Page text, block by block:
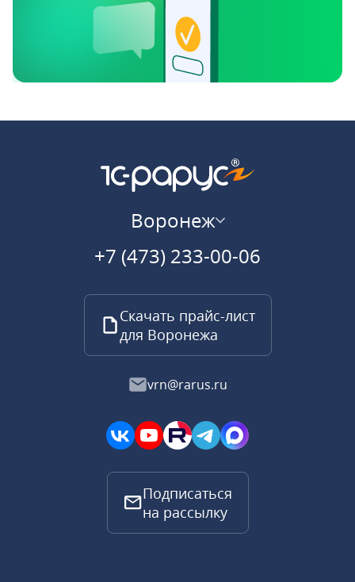
Воронеж
+7 (473) 233-00-06
Скачать прайс-лист
для Воронежа
vrn@rarus.ru
Подписаться
на рассылку